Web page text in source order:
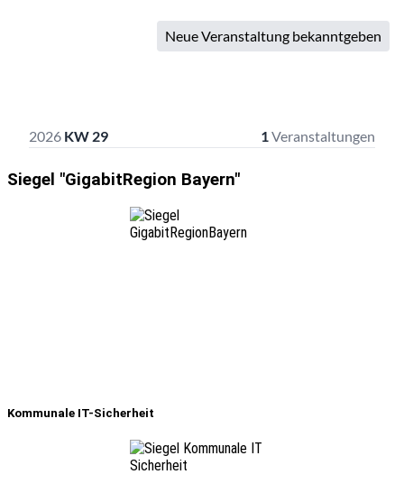
Siegel "GigabitRegion Bayern"
Kommunale IT-Sicherheit